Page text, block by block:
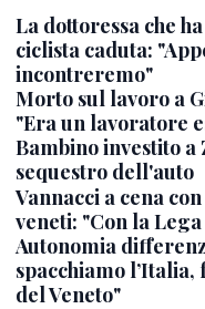
La dottoressa che
ciclista caduta:
incontreremo"
Morto sul lavoro a
"Era un lavoratore
Bambino investito
sequestro dell'auto
Vannacci a cena
veneti: "Con la
Autonomia
spacchiamo l’Italia,
del Veneto"